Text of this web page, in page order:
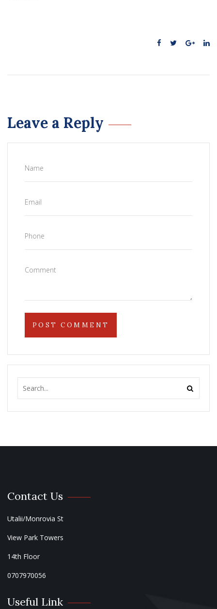
Leave a Reply
Name
Email
Phone
Comment
Contact Us
Utalii/Monrovia St
View Park Towers
14th Floor
0707970056
Useful Link